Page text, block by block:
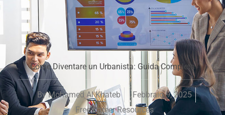
Come Diventare un Urbanista: Guida Completa
ByMohamed Al Khateb
Febbraio 9, 2025
Free Career Resources